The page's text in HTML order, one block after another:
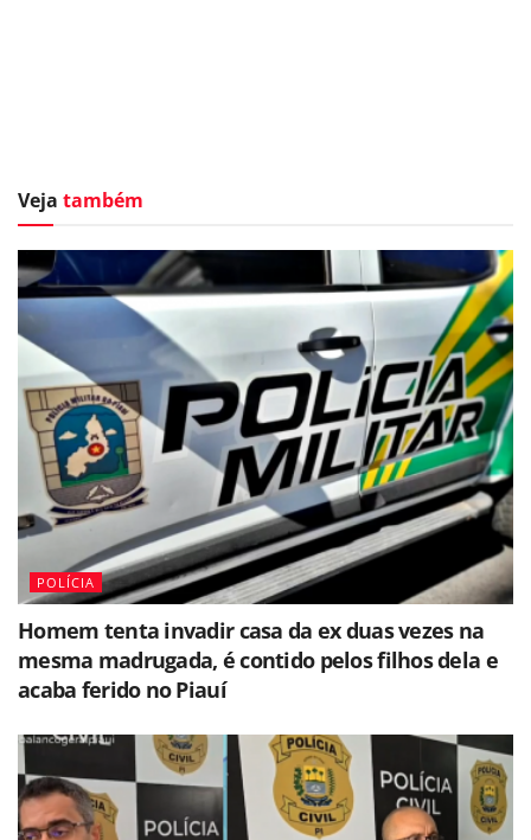
Veja também
POLÍCIA
Homem tenta invadir casa da ex duas vezes na
mesma madrugada, é contido pelos filhos dela e
acaba ferido no Piauí